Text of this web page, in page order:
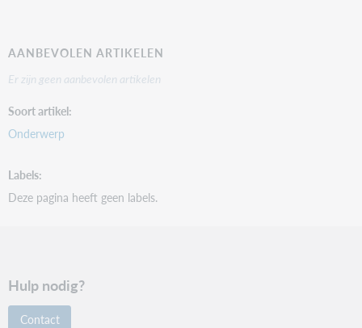
AANBEVOLEN ARTIKELEN
Er zijn geen aanbevolen artikelen
Soort artikel
Onderwerp
Labels
Deze pagina heeft geen labels.
Hulp nodig?
Contact